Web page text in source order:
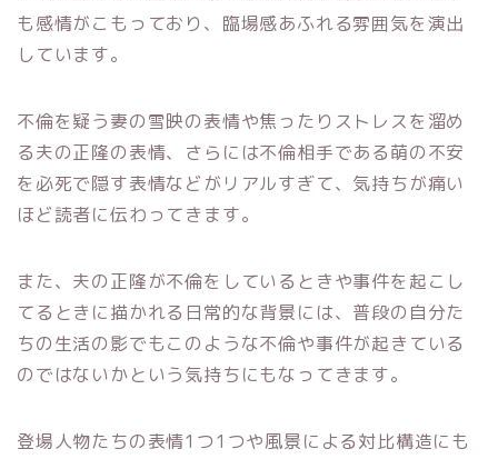
も感情がこもっており、臨場感あふれる雰囲気を演出
しています。
不倫を疑う妻の雪映の表情や焦ったりストレスを溜め
る夫の正隆の表情、さらには不倫相手である萌の不安
を必死で隠す表情などがリアルすぎて、気持ちが痛い
ほど読者に伝わってきます。
また、夫の正隆が不倫をしているときや事件を起こし
てるときに描かれる日常的な背景には、普段の自分た
ちの生活の影でもこのような不倫や事件が起きている
のではないかという気持ちにもなってきます。
登場人物たちの表情1つ1つや風景による対比構造にも